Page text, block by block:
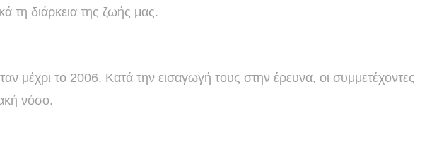
τη διάρκεια της ζωής μας.
μέχρι το 2006. Κατά την εισαγωγή τους στην έρευνα, οι συμμετέχοντες
νόσο.